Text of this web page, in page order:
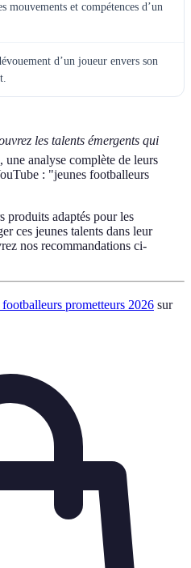
mouvements et compétences d’un
d’un joueur envers son
les talents émergents qui
, une analyse complète de leurs
: "jeunes footballeurs
produits adaptés pour les
ces jeunes talents dans leur
nos recommandations ci-
footballeurs prometteurs 2026 sur